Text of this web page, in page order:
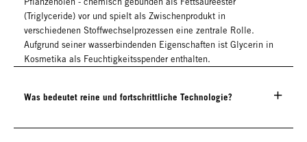
(Triglyceride) vor und spielt als Zwischenprodukt in
verschiedenen Stoffwechselprozessen eine zentrale Rolle.
Aufgrund seiner wasserbindenden Eigenschaften ist Glycerin in
Kosmetika als Feuchtigkeitsspender enthalten.
Was bedeutet reine und fortschrittliche Technologie?